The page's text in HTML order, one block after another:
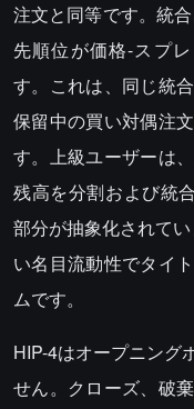
注文と同等です。統
先順位が価格-スプ
す。これは、同じ統
保留中の買い対偶注
す。上級ユーザーは
残高を分割および統
部分が抽象化されて
い名目流動性でタイ
ムです。
HIP-4はオープニング
せん。クローズ、破